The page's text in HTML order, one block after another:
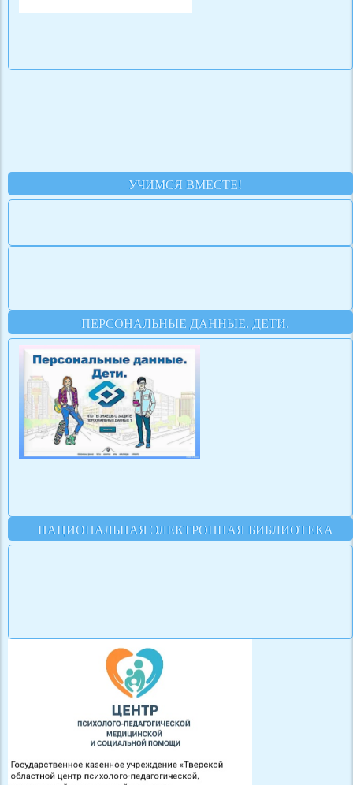
УЧИМСЯ ВМЕСТЕ!
ПЕРСОНАЛЬНЫЕ ДАННЫЕ. ДЕТИ.
НАЦИОНАЛЬНАЯ ЭЛЕКТРОННАЯ БИБЛИОТЕКА